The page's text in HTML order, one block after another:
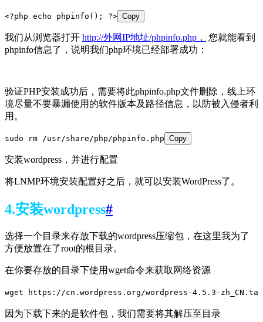
<?php echo phpinfo(); ?> Copy
我们从浏览器打开 http://外网IP地址/phpinfo.php，
您就能看到
phpinfo信息了，说明我们php环境已经部署成功：
验证PHP安装成功后，需要将此phpinfo.php文件删除，线上环
境尽量不要暴漏使用的软件版本及路径信息，以防被入侵者利
用。
sudo rm /usr/share/php/phpinfo.php Copy
安装wordpress，并进行配置
将LNMP环境安装配置好之后，就可以安装WordPress了。
4.安装wordpress#
选择一个目录来存放下载的wordpress压缩包，在这里我为了
方便放置在了root的根目录。
在你要存放的目录下使用wget命令来获取网络资源
wget https://cn.wordpress.org/wordpress-4.5.3-
因为下载下来的是软件包，我们需要将其解压至目录